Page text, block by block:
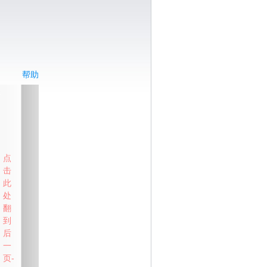
帮助
点
击
此
处
翻
到
后
一
页-